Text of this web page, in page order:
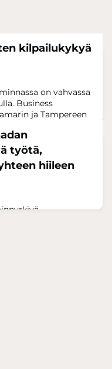
kilpailukykyä
on vahvassa
Business
ja Tampereen
että tekoäly voi
Lähes 70
investointien
vuoden
työtä,
hiileen